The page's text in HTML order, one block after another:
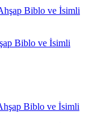
Biblo ve İsimli